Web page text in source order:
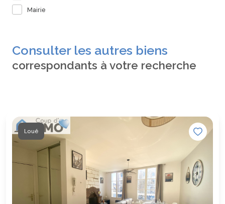
Mairie
Consulter les autres biens
correspondants à votre recherche
Loué